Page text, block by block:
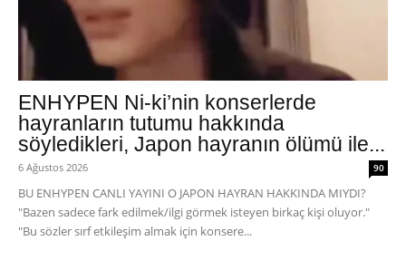
ENHYPEN Ni-ki’nin konserlerde
hayranların tutumu hakkında
söyledikleri, Japon hayranın ölümü ile...
6 Ağustos 2026 90
BU ENHYPEN CANLI YAYINI O JAPON HAYRAN HAKKINDA MIYDI?
"Bazen sadece fark edilmek/ilgi görmek isteyen birkaç kişi oluyor."
"Bu sözler sırf etkileşim almak için konsere...